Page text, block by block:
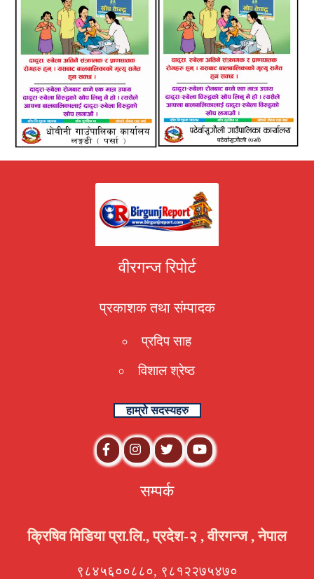
वीरगन्ज रिपोर्ट
प्रकाशक तथा संम्पादक
प्रदिप साह
विशाल श्रेष्ठ
हाम्रो सदस्यहरु
सम्पर्क
क्रिषिव मिडिया प्रा.लि., प्रदेश-२ , वीरगन्ज , नेपाल
९८४५६००८८०, ९८१२२७५४७०